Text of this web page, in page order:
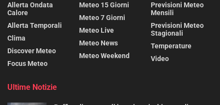
Allerta Ondata
Calore
Allerta Temporali
Clima
Discover Meteo
Focus Meteo
Meteo 15 Giorni
Meteo 7 Giorni
Meteo Live
Meteo News
Meteo Weekend
Previsioni Meteo
Mensili
Previsioni Meteo
Stagionali
Temperature
Video
Ultime Notizie